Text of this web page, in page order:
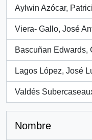
Aylwin Azócar,
, 61 resultados
Viera- Gallo, José
, 49 resultados
Bascuñan Edwards,
, 38 resultados
Lagos López, José
, 36 resultados
Valdés
, 28 resultados
Nombre